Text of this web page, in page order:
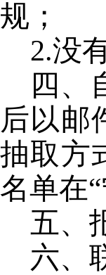
规；
2.没
四、
后以邮
抽取方
名单在
五、
六、